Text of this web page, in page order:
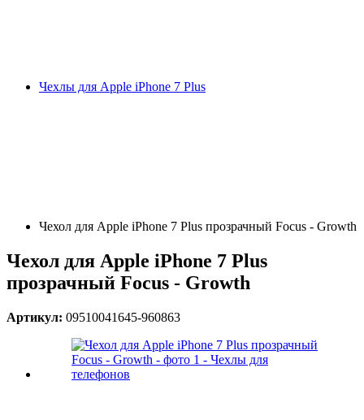
Чехлы для Apple iPhone 7 Plus
Чехол для Apple iPhone 7 Plus прозрачный Focus - Growth
Чехол для Apple iPhone 7 Plus
прозрачный Focus - Growth
Артикул: 09510041645-960863